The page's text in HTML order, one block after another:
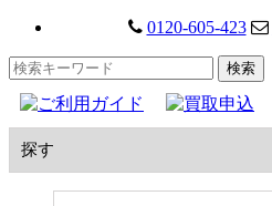
0120-605-423
探す